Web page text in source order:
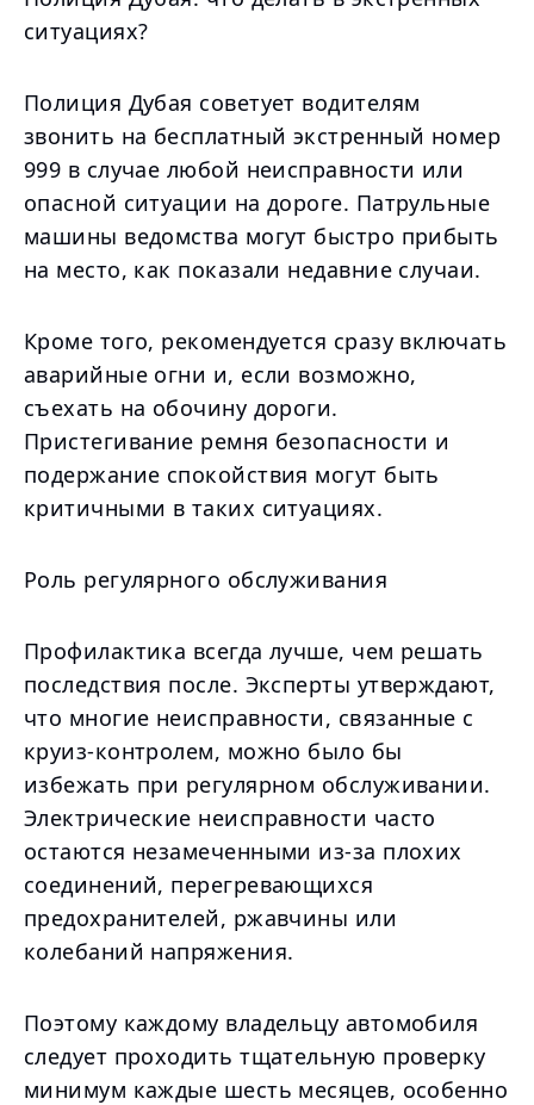
ситуациях?
Полиция Дубая советует водителям
звонить на бесплатный экстренный номер
999 в случае любой неисправности или
опасной ситуации на дороге. Патрульные
машины ведомства могут быстро прибыть
на место, как показали недавние случаи.
Кроме того, рекомендуется сразу включать
аварийные огни и, если возможно,
съехать на обочину дороги.
Пристегивание ремня безопасности и
подержание спокойствия могут быть
критичными в таких ситуациях.
Роль регулярного обслуживания
Профилактика всегда лучше, чем решать
последствия после. Эксперты утверждают,
что многие неисправности, связанные с
круиз-контролем, можно было бы
избежать при регулярном обслуживании.
Электрические неисправности часто
остаются незамеченными из-за плохих
соединений, перегревающихся
предохранителей, ржавчины или
колебаний напряжения.
Поэтому каждому владельцу автомобиля
следует проходить тщательную проверку
минимум каждые шесть месяцев, особенно